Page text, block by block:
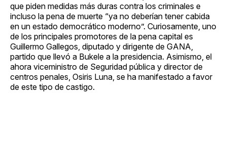
que piden medidas más duras contra los criminales e
incluso la pena de muerte “ya no deberían tener cabida
en un estado democrático moderno”. Curiosamente, uno
de los principales promotores de la pena capital es
Guillermo Gallegos, diputado y dirigente de GANA,
partido que llevó a Bukele a la presidencia. Asimismo, el
ahora viceministro de Seguridad pública y director de
centros penales, Osiris Luna, se ha manifestado a favor
de este tipo de castigo.